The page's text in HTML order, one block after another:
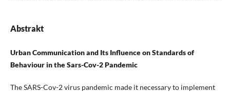
Abstrakt
Urban Communication and Its Influence on Standards of
Behaviour in the Sars-Cov-2 Pandemic
The SARS-Cov-2 virus pandemic made it necessary to implement